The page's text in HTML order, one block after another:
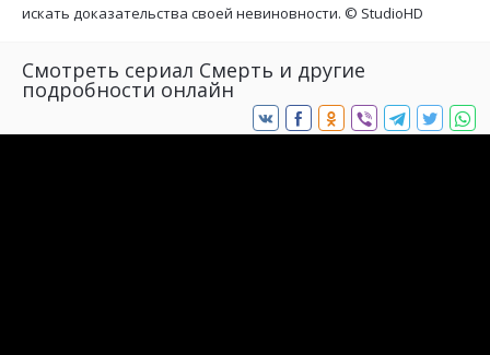
искать доказательства своей невиновности. © StudioHD
Смотреть сериал Смерть и другие
подробности онлайн